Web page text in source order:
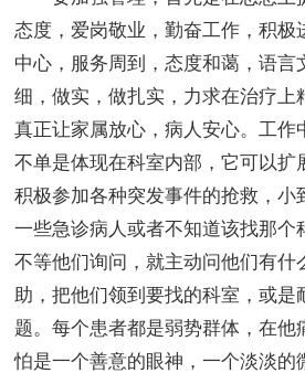
态度，爱岗敬业，勤奋工作，积极
中心，服务周到，态度和蔼，语言
细，做实，做扎实，力求在治疗上
真正让家属放心，病人安心。工作
不单是体现在科室内部，它可以扩
积极参加各种突发事件的抢救，小
一些急诊病人或者不知道该找那个
不等他们询问，就主动问他们有什
助，把他们领到要找的科室，或是
题。每个患者都是弱势群体，在他
怕是一个善意的眼神，一个淡淡的